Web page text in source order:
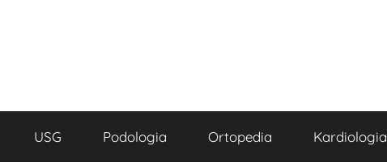
USG Podologia Ortopedia Kardiologia